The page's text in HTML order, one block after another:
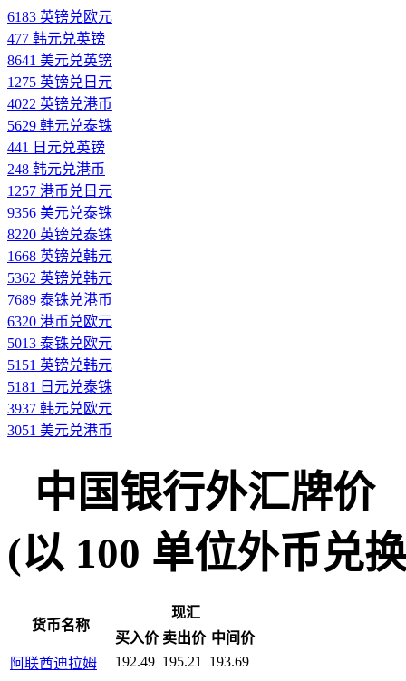
6183 英镑兑欧元
477 韩元兑英镑
8641 美元兑英镑
1275 英镑兑日元
4022 英镑兑港币
5629 韩元兑泰铢
441 日元兑英镑
248 韩元兑港币
1257 港币兑日元
9356 美元兑泰铢
8220 英镑兑泰铢
1668 英镑兑韩元
5362 英镑兑韩元
7689 泰铢兑港币
6320 港币兑欧元
5013 泰铢兑欧元
5151 英镑兑韩元
5181 日元兑泰铢
3937 韩元兑欧元
3051 美元兑港币
中国银行外汇牌价
(以 100 单位外币兑
货币名称
现汇
买入价 卖出价 中间价
阿联酋迪拉姆
192.49 195.21
193.69